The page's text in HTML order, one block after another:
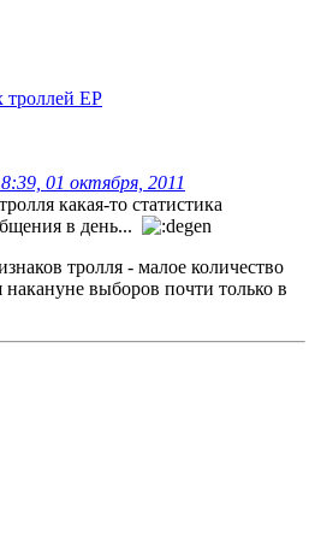
троллей ЕР
01 октября, 2011
какая-то статистика
в день...
тролля - малое количество
выборов почти только в